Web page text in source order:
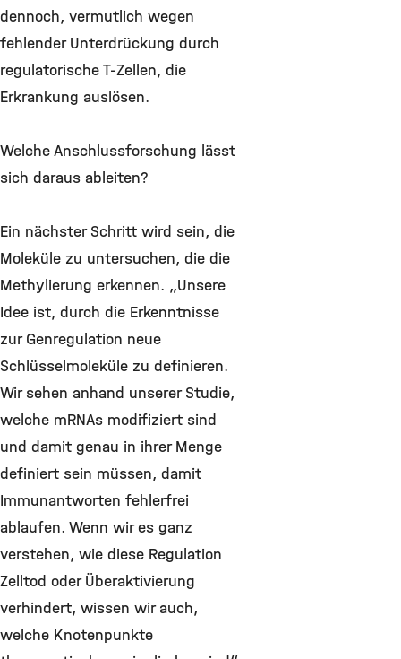
dennoch, vermutlich wegen
fehlender Unterdrückung durch
regulatorische T-Zellen, die
Erkrankung auslösen.
Welche Anschlussforschung lässt
sich daraus ableiten?
Ein nächster Schritt wird sein, die
Moleküle zu untersuchen, die die
Methylierung erkennen. „Unsere
Idee ist, durch die Erkenntnisse
zur Genregulation neue
Schlüsselmoleküle zu definieren.
Wir sehen anhand unserer Studie,
welche mRNAs modifiziert sind
und damit genau in ihrer Menge
definiert sein müssen, damit
Immunantworten fehlerfrei
ablaufen. Wenn wir es ganz
verstehen, wie diese Regulation
Zelltod oder Überaktivierung
verhindert, wissen wir auch,
welche Knotenpunkte